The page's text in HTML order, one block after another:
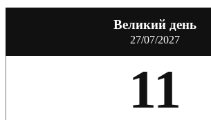
Великий день
27/07/2027
11